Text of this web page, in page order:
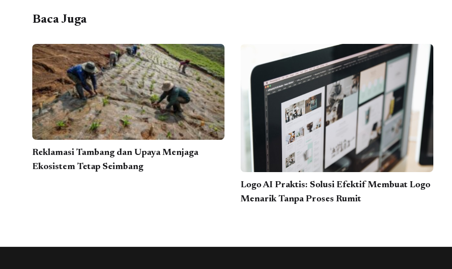
Baca Juga
Reklamasi Tambang dan Upaya Menjaga
Ekosistem Tetap Seimbang
Logo AI Praktis: Solusi Efektif Membuat Logo
Menarik Tanpa Proses Rumit